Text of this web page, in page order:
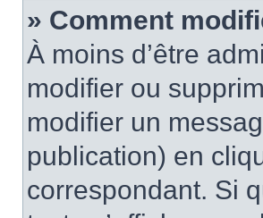
» Comment
À moins d’être
modifier ou
modifier un
publication) en
correspondant. Si